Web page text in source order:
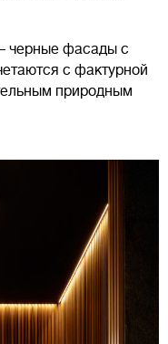
черные фасады с
с фактурной
природным